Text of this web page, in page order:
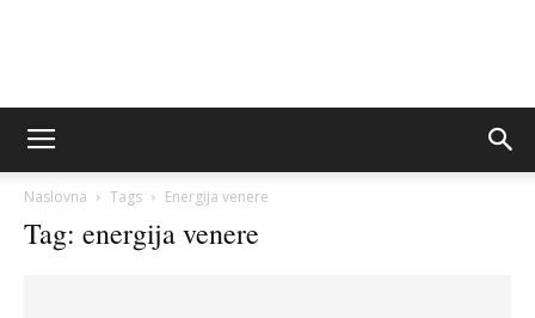
Sito&Rešeto
Naslovna Tags Energija venere
Tag: energija venere